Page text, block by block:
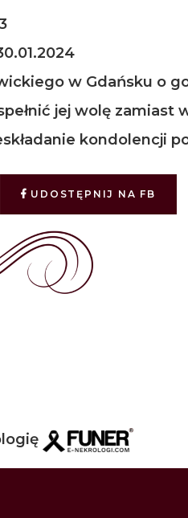
w Gdańsku o
jej wolę
kondolencji
UDOSTĘPNIJ NA FB